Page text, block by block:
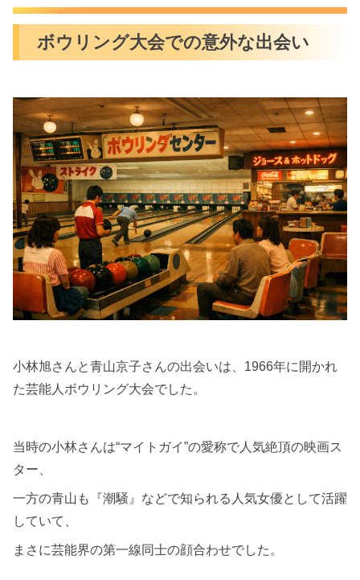
ボウリング大会での意外な出会い
小林旭さんと青山京子さんの出会いは、1966年に開かれ
た芸能人ボウリング大会でした。
当時の小林さんは“マイトガイ”の愛称で人気絶頂の映画ス
ター、
一方の青山も『潮騒』などで知られる人気女優として活躍
していて、
まさに芸能界の第一線同士の顔合わせでした。